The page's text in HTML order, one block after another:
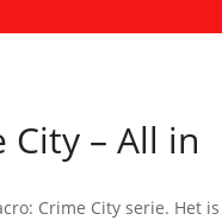
– All in
Crime City serie. Het